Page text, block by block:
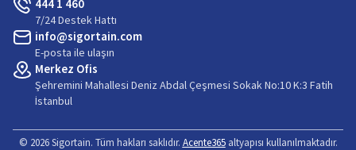
444 1 460
7/24 Destek Hattı
info@sigortain.com
E-posta ile ulaşın
Merkez Ofis
Şehremini Mahallesi Deniz Abdal Çeşmesi Sokak No:10 K:3 Fatih
İstanbul
© 2026 Sigortain. Tüm hakları saklıdır. Acente365 altyapısı kullanılmaktadır.